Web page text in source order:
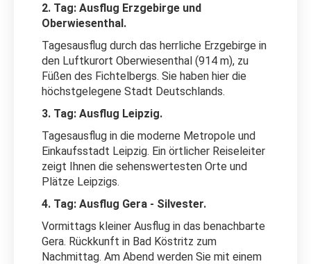
2. Tag: Ausflug Erzgebirge und
Oberwiesenthal.
Tagesausflug durch das herrliche Erzgebirge in
den Luftkurort Oberwiesenthal (914 m), zu
Füßen des Fichtelbergs. Sie haben hier die
höchstgelegene Stadt Deutschlands.
3. Tag: Ausflug Leipzig.
Tagesausflug in die moderne Metropole und
Einkaufsstadt Leipzig. Ein örtlicher Reiseleiter
zeigt Ihnen die sehenswertesten Orte und
Plätze Leipzigs.
4. Tag: Ausflug Gera - Silvester.
Vormittags kleiner Ausflug in das benachbarte
Gera. Rückkunft in Bad Köstritz zum
Nachmittag. Am Abend werden Sie mit einem